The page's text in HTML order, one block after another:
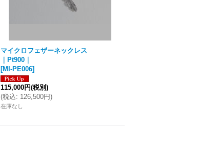
マイクロフェザーネックレス
｜Pt900｜
[MI-PE006]
115,000円(税別)
(税込: 126,500円)
在庫なし